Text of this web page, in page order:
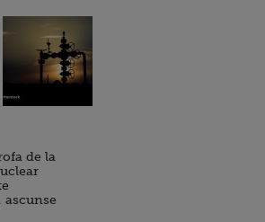
de la